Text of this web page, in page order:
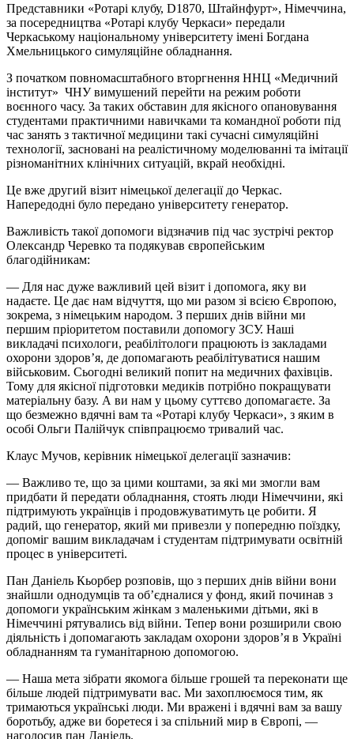
Представники «Ротарі клубу, D1870, Штайнфурт», Німеччина,
за посередництва «Ротарі клубу Черкаси» передали
Черкаському національному університету імені Богдана
Хмельницького симуляційне обладнання.
З початком повномасштабного вторгнення ННЦ «Медичний
інститут» ЧНУ вимушений перейти на режим роботи
воєнного часу. За таких обставин для якісного опановування
студентами практичними навичками та командної роботи під
час занять з тактичної медицини такі сучасні симуляційні
технології, засновані на реалістичному моделюванні та імітації
різноманітних клінічних ситуацій, вкрай необхідні.
Це вже другий візит німецької делегації до Черкас.
Напередодні було передано університету генератор.
Важливість такої допомоги відзначив під час зустрічі ректор
Олександр Черевко та подякував європейським
благодійникам:
— Для нас дуже важливий цей візит і допомога, яку ви
надаєте. Це дає нам відчуття, що ми разом зі всією Європою,
зокрема, з німецьким народом. З перших днів війни ми
першим пріоритетом поставили допомогу ЗСУ. Наші
викладачі психологи, реабілітологи працюють із закладами
охорони здоров’я, де допомагають реабілітуватися нашим
військовим. Сьогодні великий попит на медичних фахівців.
Тому для якісної підготовки медиків потрібно покращувати
матеріальну базу. А ви нам у цьому суттєво допомагаєте. За
що безмежно вдячні вам та «Ротарі клубу Черкаси», з яким в
особі Ольги Палійчук співпрацюємо тривалий час.
Клаус Мучов, керівник німецької делегації зазначив:
— Важливо те, що за цими коштами, за які ми змогли вам
придбати й передати обладнання, стоять люди Німеччини, які
підтримують українців і продовжуватимуть це робити. Я
радий, що генератор, який ми привезли у попередню поїздку,
допоміг вашим викладачам і студентам підтримувати освітній
процес в університеті.
Пан Даніель Кьорбер розповів, що з перших днів війни вони
знайшли однодумців та об’єдналися у фонд, який починав з
допомоги українським жінкам з маленькими дітьми, які в
Німеччині рятувались від війни. Тепер вони розширили свою
діяльність і допомагають закладам охорони здоров’я в Україні
обладнанням та гуманітарною допомогою.
— Наша мета зібрати якомога більше грошей та переконати ще
більше людей підтримувати вас. Ми захоплюємося тим, як
тримаються українські люди. Ми вражені і вдячні вам за вашу
боротьбу, адже ви боретеся і за спільний мир в Європі, —
наголосив пан Даніель.